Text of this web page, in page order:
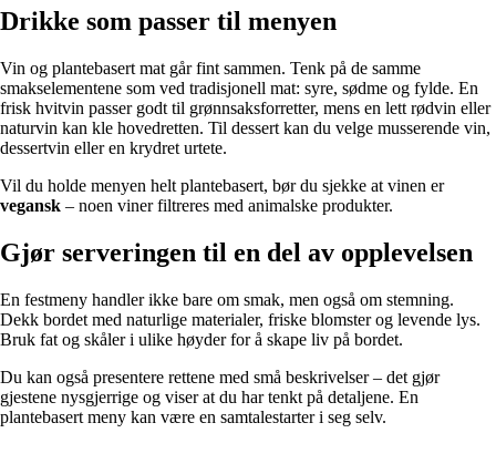
Drikke som passer til menyen
Vin og plantebasert mat går fint sammen. Tenk på de samme
smakselementene som ved tradisjonell mat: syre, sødme og fylde. En
frisk hvitvin passer godt til grønnsaksforretter, mens en lett rødvin eller
naturvin kan kle hovedretten. Til dessert kan du velge musserende vin,
dessertvin eller en krydret urtete.
Vil du holde menyen helt plantebasert, bør du sjekke at vinen er
vegansk – noen viner filtreres med animalske produkter.
Gjør serveringen til en del av opplevelsen
En festmeny handler ikke bare om smak, men også om stemning.
Dekk bordet med naturlige materialer, friske blomster og levende lys.
Bruk fat og skåler i ulike høyder for å skape liv på bordet.
Du kan også presentere rettene med små beskrivelser – det gjør
gjestene nysgjerrige og viser at du har tenkt på detaljene. En
plantebasert meny kan være en samtalestarter i seg selv.